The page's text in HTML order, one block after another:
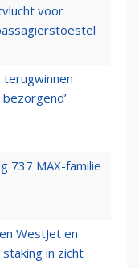
voor
terugwinnen
737 MAX-familie
WestJet en
in zicht